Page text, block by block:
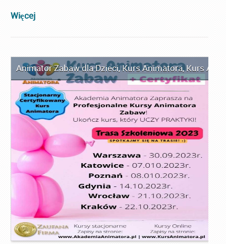
Więcej
Animator Zabaw dla Dzieci,Kurs Animatora,Kurs